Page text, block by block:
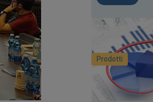
Prodotti